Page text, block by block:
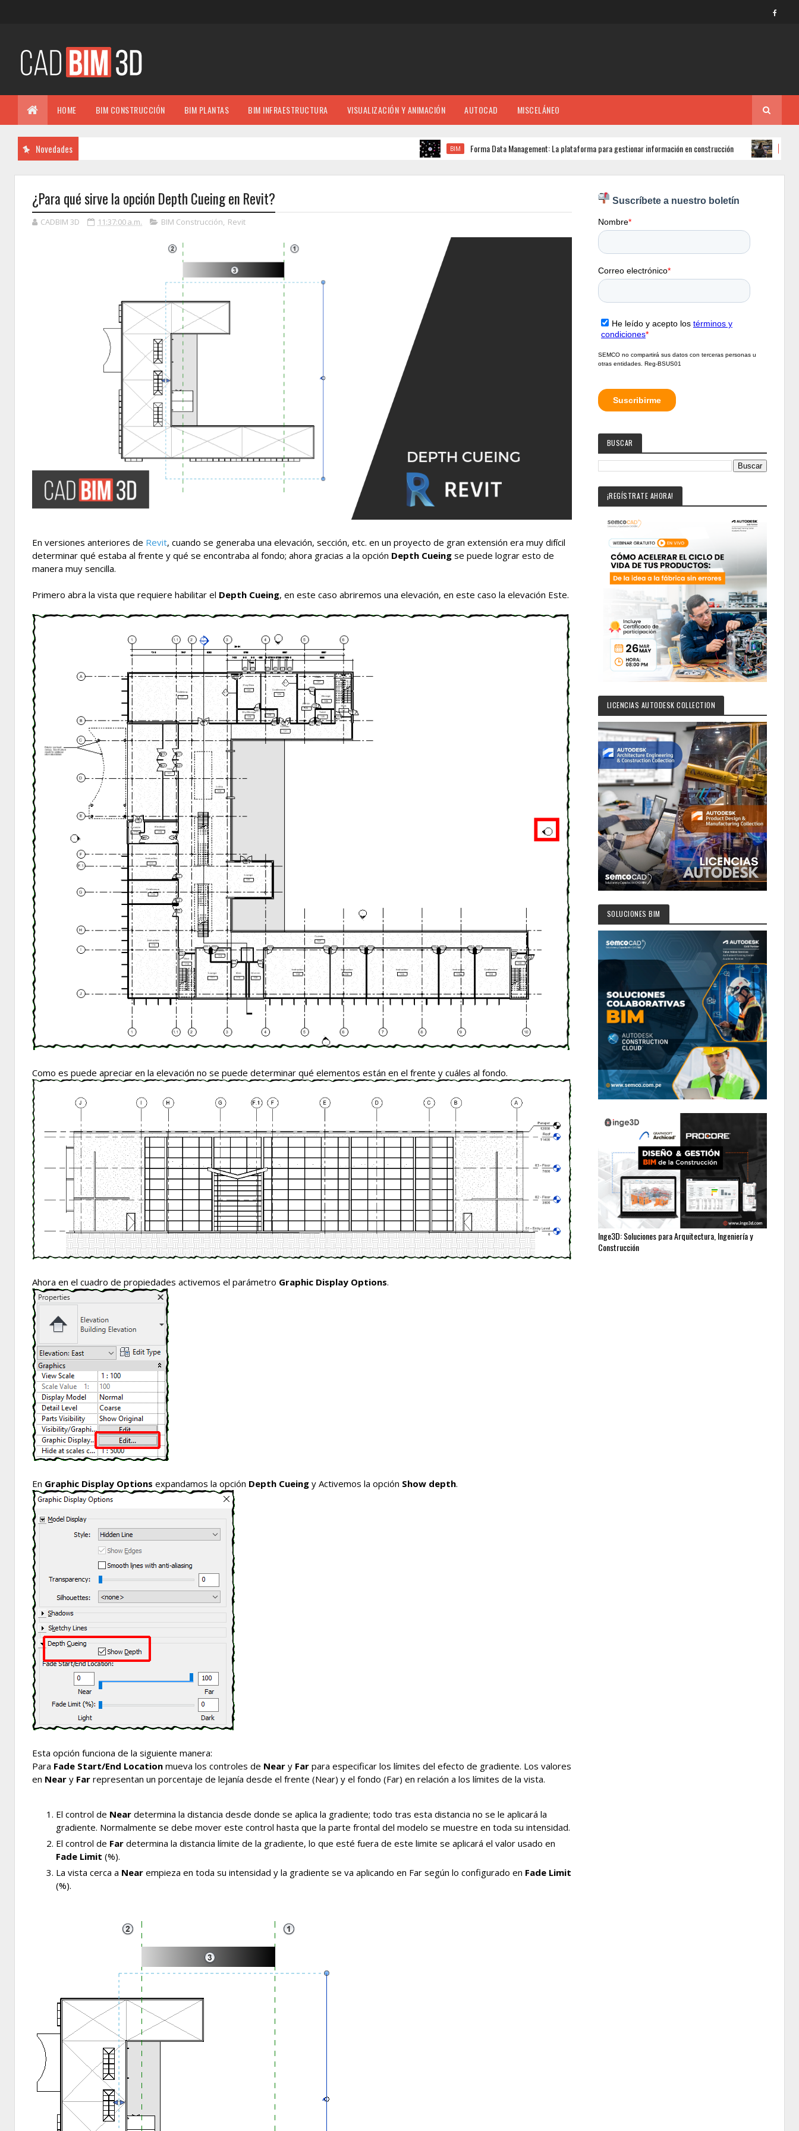
HOME BIM CONSTRUCCIÓN BIM PLANTAS BIM INFRAESTRUCTURA VISUALIZACIÓN Y ANIMACIÓN AUTOCAD MISCELÁNEO
Novedades BIM Forma Data Management: La plataforma para gestionar información en construcción 3DS MAX
¿Para qué sirve la opción Depth Cueing en Revit?
CADBIM 3D 11:37:00 a.m. BIM Construcción, Revit
En versiones anteriores de Revit, cuando se generaba una elevación, sección, etc. en un proyecto de gran extensión era muy difícil
determinar qué estaba al frente y qué se encontraba al fondo; ahora gracias a la opción Depth Cueing se puede lograr esto de
manera muy sencilla.
Primero abra la vista que requiere habilitar el Depth Cueing, en este caso abriremos una elevación, en este caso la elevación Este.
Como es puede apreciar en la elevación no se puede determinar qué elementos están en el frente y cuáles al fondo.
Ahora en el cuadro de propiedades activemos el parámetro Graphic Display Options.
En Graphic Display Options expandamos la opción Depth Cueing y Activemos la opción Show depth.
Esta opción funciona de la siguiente manera:
Para Fade Start/End Location mueva los controles de Near y Far para especificar los límites del efecto de gradiente. Los valores
en Near y Far representan un porcentaje de lejanía desde el frente (Near) y el fondo (Far) en relación a los límites de la vista.
El control de Near determina la distancia desde donde se aplica la gradiente; todo tras esta distancia no se le aplicará la
gradiente. Normalmente se debe mover este control hasta que la parte frontal del modelo se muestre en toda su intensidad.
El control de Far determina la distancia límite de la gradiente, lo que esté fuera de este limite se aplicará el valor usado en
Fade Limit (%).
La vista cerca a Near empieza en toda su intensidad y la gradiente se va aplicando en Far según lo configurado en Fade Limit
(%).
BUSCAR
¡REGÍSTRATE AHORA!
LICENCIAS AUTODESK COLLECTION
SOLUCIONES BIM
Inge3D: Soluciones para Arquitectura, Ingeniería y
Construcción